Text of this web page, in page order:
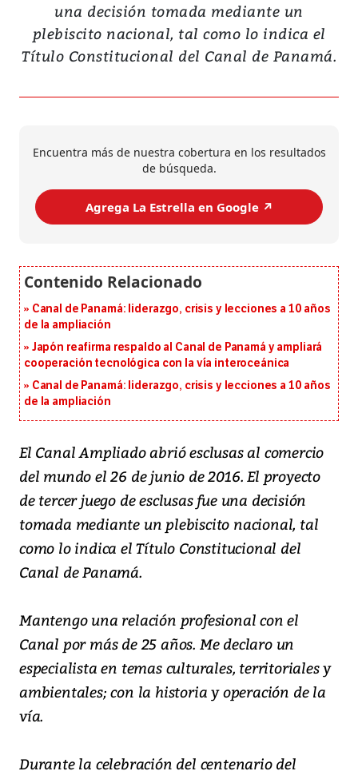
una decisión tomada mediante un
plebiscito nacional, tal como lo indica el
Título Constitucional del Canal de Panamá.
Encuentra más de nuestra cobertura en los resultados
de búsqueda.
Agrega La Estrella en Google ↗️
Canal de Panamá: liderazgo, crisis y lecciones a 10 años
de la ampliación
Japón reafirma respaldo al Canal de Panamá y ampliará
cooperación tecnológica con la vía interoceánica
Canal de Panamá: liderazgo, crisis y lecciones a 10 años
de la ampliación
El Canal Ampliado abrió esclusas al comercio
del mundo el 26 de junio de 2016. El proyecto
de tercer juego de esclusas fue una decisión
tomada mediante un plebiscito nacional, tal
como lo indica el Título Constitucional del
Canal de Panamá.
Mantengo una relación profesional con el
Canal por más de 25 años. Me declaro un
especialista en temas culturales, territoriales y
ambientales; con la historia y operación de la
vía.
Durante la celebración del centenario del